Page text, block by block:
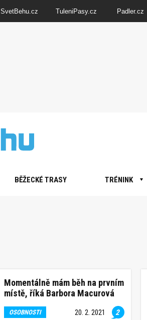
SvetBehu.cz TuleniPasy.cz Padler.cz
BĚŽECKÉ TRASY TRÉNINK
Momentálně mám běh na prvním
místě, říká Barbora Macurová
OSOBNOSTI 20. 2. 2021 2